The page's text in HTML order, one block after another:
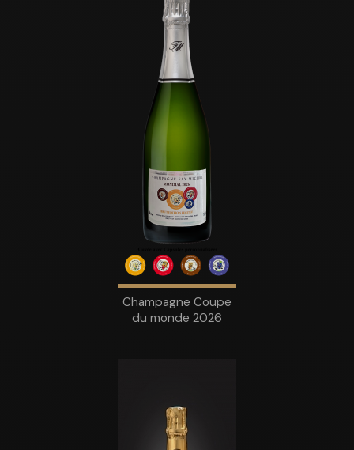
Champagne Coupe
du monde 2026